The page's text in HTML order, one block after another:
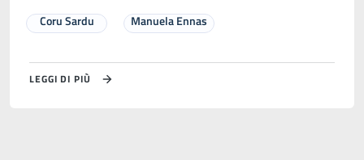
Coru Sardu Manuela Ennas
LEGGI DI PIÙ